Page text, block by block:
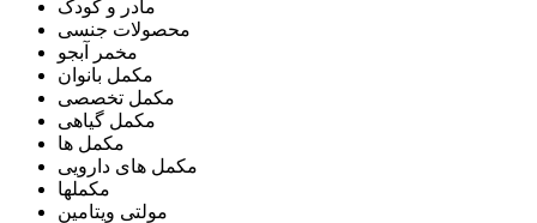
مادر و کودک
محصولات جنسی
مخمر آبجو
مکمل بانوان
مکمل تخصصی
مکمل گیاهی
مکمل ها
مکمل های دارویی
مکملها
مولتی ویتامین